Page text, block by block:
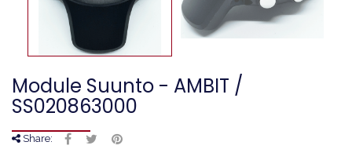
Module Suunto - AMBIT /
SS020863000
Share: